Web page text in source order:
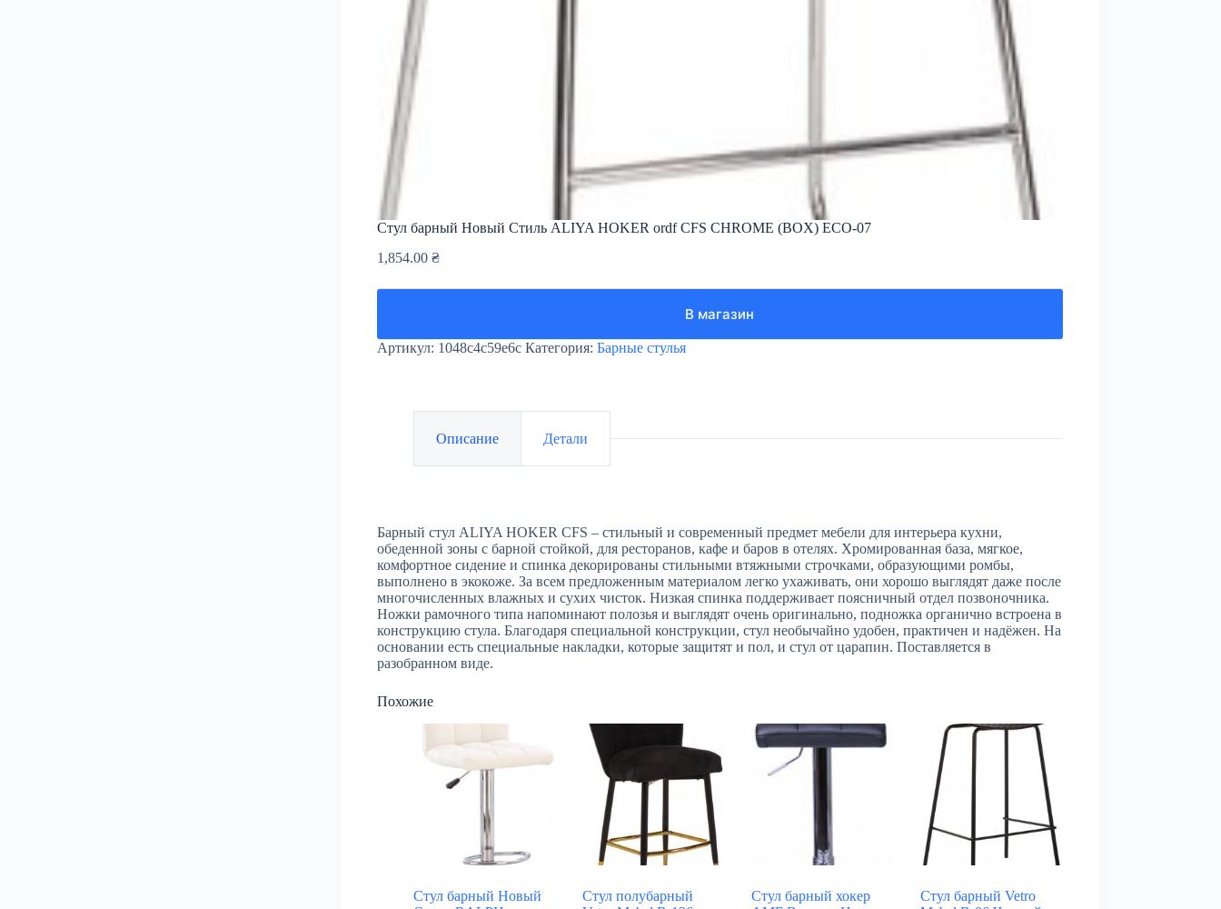
Стул барный Новый Стиль ALIYA HOKER ordf CFS CHROME (BOX) ECO-07
1,854.00 ₴
В магазин
Артикул: 1048c4c59e6c Категория: Барные стулья
Описание Детали
Барный стул ALIYA HOKER CFS – стильный и современный предмет мебели для интерьера кухни,
обеденной зоны с барной стойкой, для ресторанов, кафе и баров в отелях. Хромированная база, мягкое,
комфортное сидение и спинка декорированы стильными втяжными строчками, образующими ромбы,
выполнено в экокоже. За всем предложенным материалом легко ухаживать, они хорошо выглядят даже после
многочисленных влажных и сухих чисток. Низкая спинка поддерживает поясничный отдел позвоночника.
Ножки рамочного типа напоминают полозья и выглядят очень оригинально, подножка органично встроена в
конструкцию стула. Благодаря специальной конструкции, стул необычайно удобен, практичен и надёжен. На
основании есть специальные накладки, которые защитят и пол, и стул от царапин. Поставляется в
разобранном виде.
Похожие
Стул барный Новый
Стул полубарный
Стул барный хокер
Стул барный Vetro